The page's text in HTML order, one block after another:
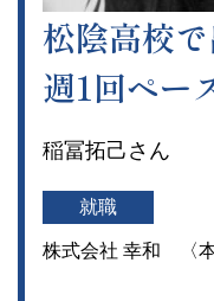
松陰高校
週1回ペー
稲冨拓己さん
就職
株式会社 幸和 〈